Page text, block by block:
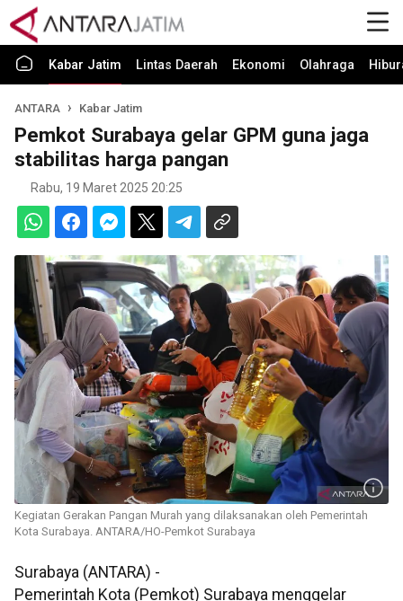
Kabar Jatim Lintas Daerah Ekonomi Olahraga
ANTARA Kabar Jatim
Pemkot Surabaya gelar GPM guna jaga
stabilitas harga pangan
Rabu, 19 Maret 2025 20:25
Kegiatan Gerakan Pangan Murah yang dilaksanakan oleh Pemerintah
Kota Surabaya. ANTARA/HO-Pemkot Surabaya
Surabaya (ANTARA) -
Pemerintah Kota (Pemkot) Surabaya menggelar